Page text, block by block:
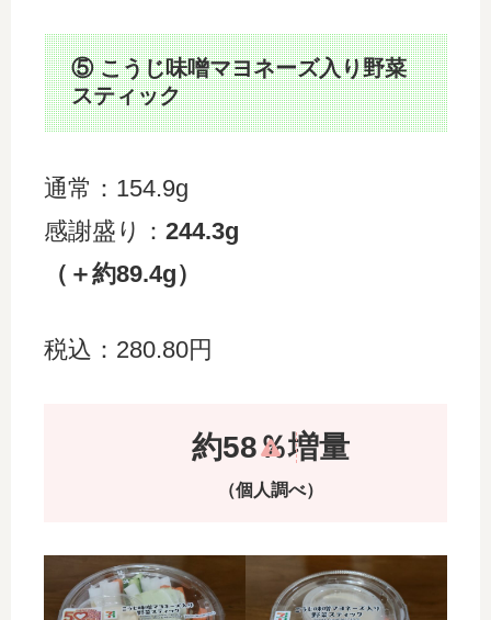
⑤ こうじ味噌マヨネーズ入り野菜
スティック
通常：154.9g
感謝盛り： 244.3g
（＋約89.4g）
税込：280.80円
約58％増量
（個人調べ）